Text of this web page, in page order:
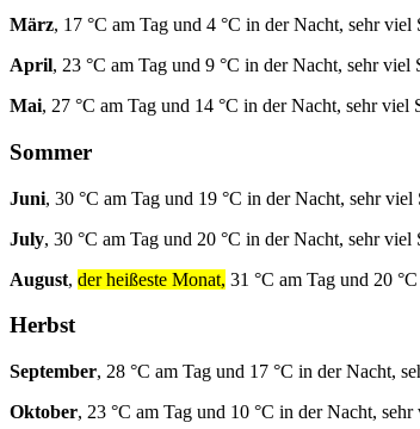
März, 17 °C am Tag und 4 °C in der Nacht, sehr viel
April, 23 °C am Tag und 9 °C in der Nacht, sehr viel
Mai, 27 °C am Tag und 14 °C in der Nacht, sehr viel
Sommer
Juni, 30 °C am Tag und 19 °C in der Nacht, sehr viel
July, 30 °C am Tag und 20 °C in der Nacht, sehr viel
August, der heißeste Monat, 31 °C am Tag und 20
Herbst
September, 28 °C am Tag und 17 °C in der Nacht,
Oktober, 23 °C am Tag und 10 °C in der Nacht,